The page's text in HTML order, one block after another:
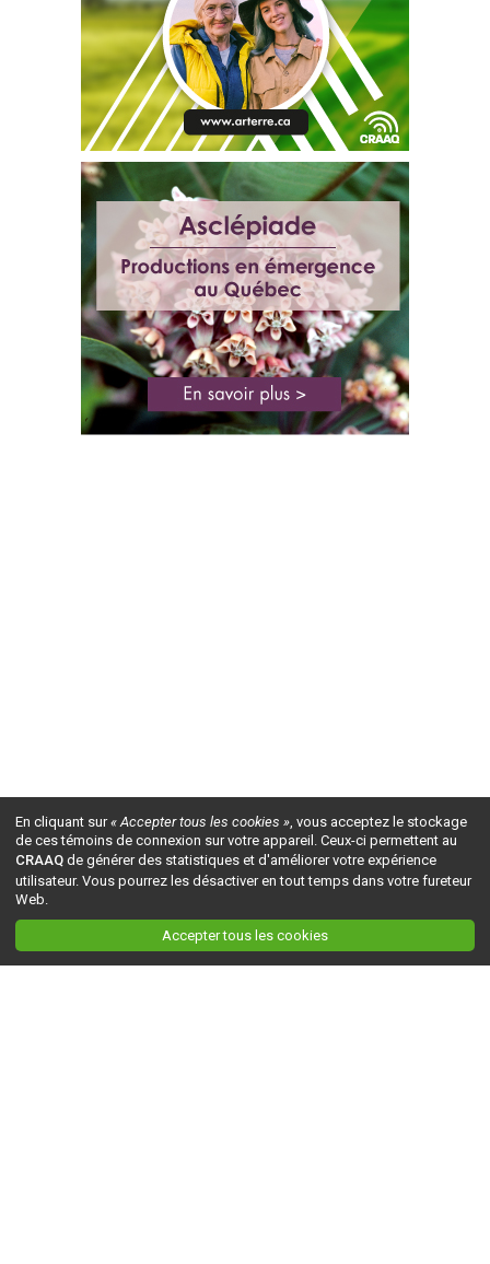
En cliquant sur« Accepter tous les cookies », vous acceptez le stockage
de ces témoins de connexion sur votre appareil. Ceux-ci permettent au
CRAAQ de générer des statistiques et d'améliorer votre expérience
utilisateur. Vous pourrez les désactiver en tout temps dans votre fureteur
Web.
Accepter tous les cookies